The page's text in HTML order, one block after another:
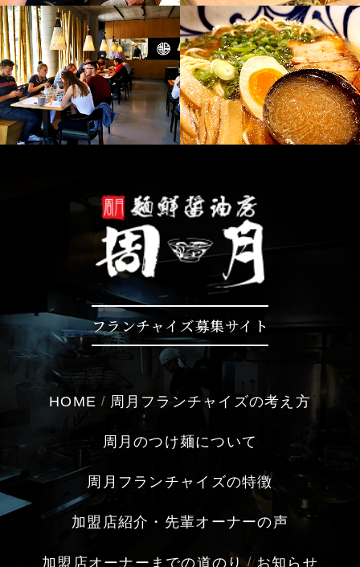
フランチャイズ募集サイト
HOME 周月フランチャイズの考え方
周月のつけ麺について
周月フランチャイズの特徴
加盟店紹介・先輩オーナーの声
加盟店オーナーまでの道のり お知らせ